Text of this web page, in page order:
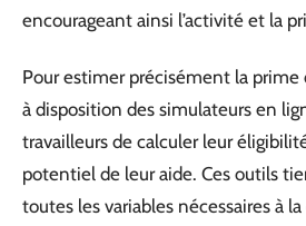
encourageant ainsi l’activité et la
Pour estimer précisément la prime
à disposition des simulateurs en
travailleurs de calculer leur
potentiel de leur aide. Ces outils
toutes les variables nécessaires à